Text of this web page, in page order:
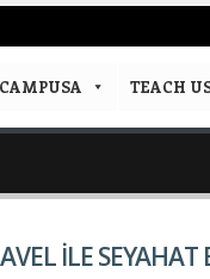
CAMPUSA TEACH
İLE SEYAHAT